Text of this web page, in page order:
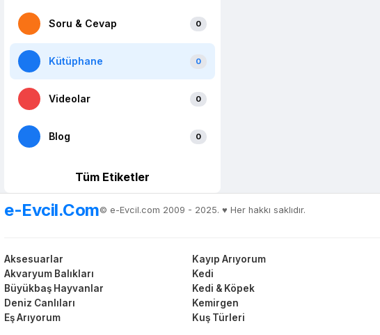
Soru & Cevap 0
Kütüphane 0
Videolar 0
Blog 0
Tüm Etiketler
e-Evcil.Com© e-Evcil.com 2009 - 2025. ♥️ Her hakkı saklıdır.
Aksesuarlar
Akvaryum Balıkları
Büyükbaş Hayvanlar
Deniz Canlıları
Eş Arıyorum
Kayıp Arıyorum
Kedi
Kedi & Köpek
Kemirgen
Kuş Türleri